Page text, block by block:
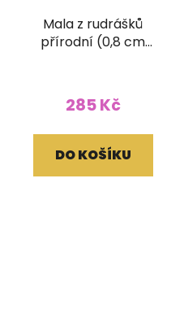
Mala z rudrášků
přírodní (0,8 cm
285 Kč
DO KOŠÍKU